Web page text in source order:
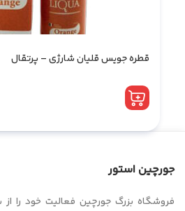
قطره جویس قلیان شارژی – پرتقال
جورچین استور